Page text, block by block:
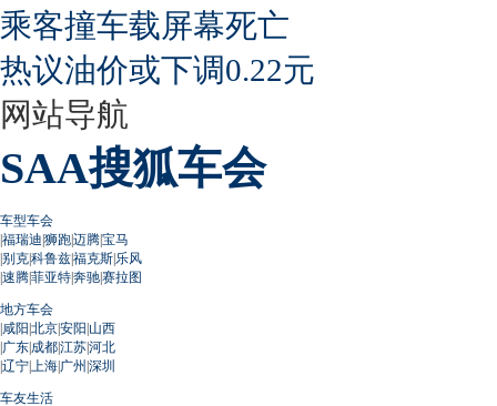
乘客撞车载屏幕死亡
热议油价或下调0.22元
网站导航
SAA搜狐车会
车型车会
|福瑞迪|狮跑|迈腾|宝马
|别克|科鲁兹|福克斯|乐风
|速腾|菲亚特|奔驰|赛拉图
地方车会
|咸阳|北京|安阳|山西
|广东|成都|江苏|河北
|辽宁| 上海|广州 |深圳
车友生活